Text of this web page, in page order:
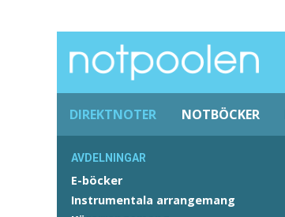
DIREKTNOTER NOTBÖCKER
AVDELNINGAR
E-böcker
Instrumentala arrangemang